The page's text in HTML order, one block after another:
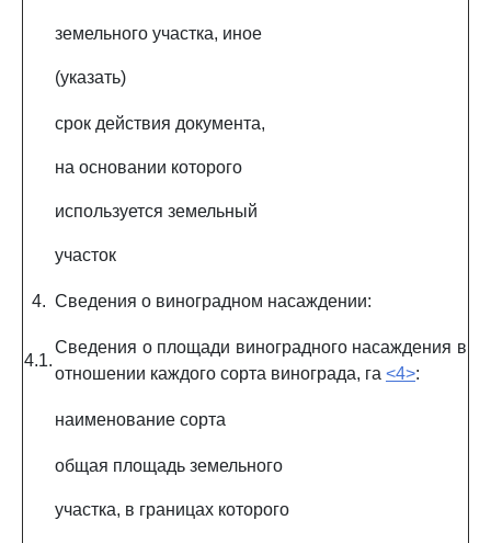
земельного участка, иное
(указать)
срок действия документа,
на основании которого
используется земельный
участок
4. Сведения о виноградном насаждении:
4.1.
Сведения о площади виноградного насаждения в
отношении каждого сорта винограда, га <4>:
наименование сорта
общая площадь земельного
участка, в границах которого